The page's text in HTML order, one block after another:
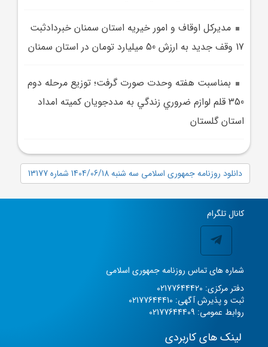
مديرکل اوقاف و امور خيريه استان سمنان خبردادثبت
17 وقف جديد به ارزش 50 ميليارد تومان در استان سمنان
بمناسبت هفته وحدت صورت گرفت؛ توزيع مرحله دوم
350 قلم لوازم ضروري زندگي به مددجويان کميته امداد
استان گلستان
دانلود روزنامه جمهوری اسلامی سه شنبه 1404/06/18 شماره 13177
کانال تلگرام
شماره های تماس روزنامه جمهوری اسلامی
دفتر مرکزی: 02177644420
ثبت و پذیرش آگهی: 02177644410
روابط عمومی: 02177644409
لینک های کاربردی